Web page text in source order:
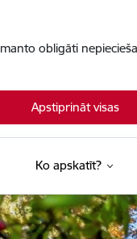
obligāti
Apstiprināt visas
Ko apskatīt?
vietne